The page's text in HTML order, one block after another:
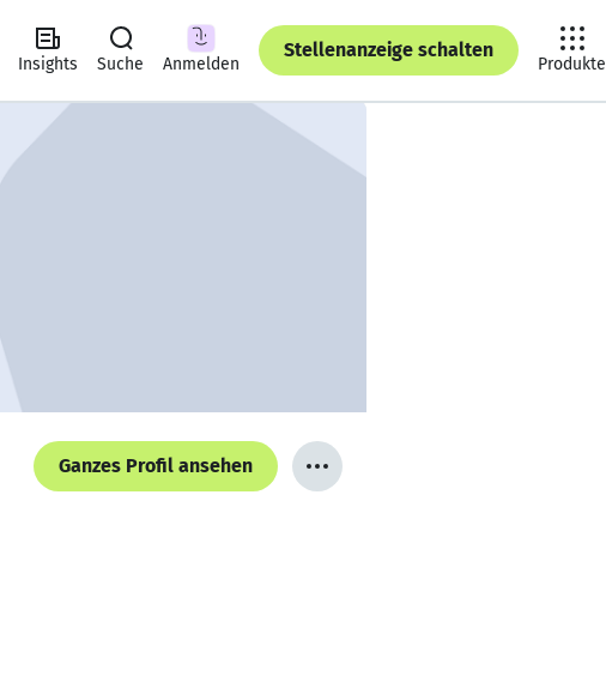
Insights Suche Anmelden
Stellenanzeige schalten
Produkte
Ganzes Profil ansehen